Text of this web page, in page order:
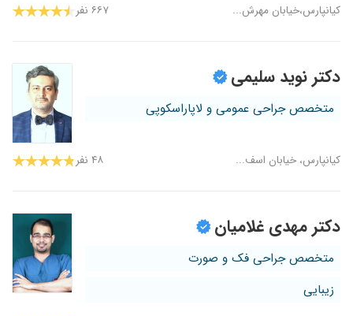
کیانپارس،خیابان مهرش... ۶۶۷ نفر
دکتر نوید سلیمی
متخصص جراحی عمومی و لاپاراسکوپی
کیانپارس، خیابان اسف... ۴۸ نفر
دکتر مهدی غلامیان
متخصص جراحی فک و صورت
زیبایی